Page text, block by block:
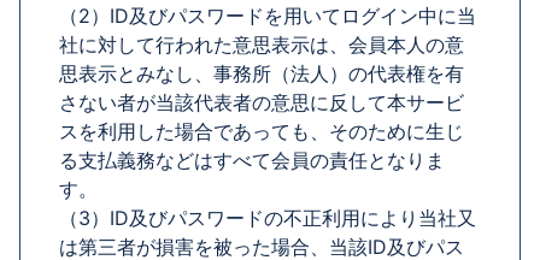
（2）ID及びパスワードを用いてログイン中に当
社に対して行われた意思表示は、会員本人の意
思表示とみなし、事務所（法人）の代表権を有
さない者が当該代表者の意思に反して本サービ
スを利用した場合であっても、そのために生じ
る支払義務などはすべて会員の責任となりま
す。
（3）ID及びパスワードの不正利用により当社又
は第三者が損害を被った場合、当該ID及びパス